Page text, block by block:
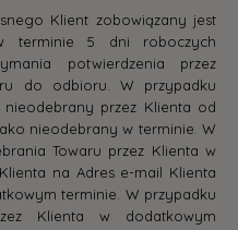
Klient zobowiązany jest
terminie 5 dni roboczych
potwierdzenia przez
do odbioru. W przypadku
przez Klienta od
nieodebrany w terminie. W
Towaru przez Klienta w
na Adres e-mail Klienta
terminie. W przypadku
Klienta w dodatkowym